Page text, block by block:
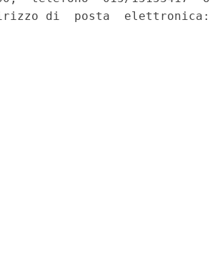
di  posta  elettronica: